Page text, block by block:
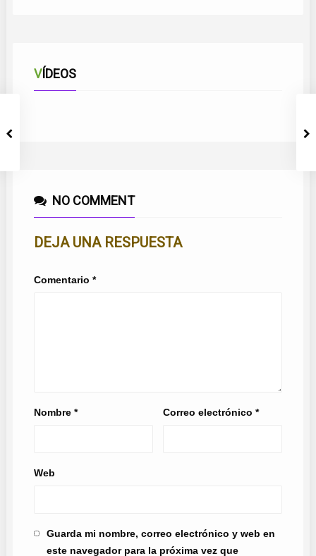
VÍDEOSSENTIR MALAGUEÑO
SUEÑOS DE LUZ
NO COMMENT
DEJA UNA RESPUESTA
Comentario *
Nombre * Correo electrónico*
Web
Guarda mi nombre, correo electrónico y web en
este navegador para la próxima vez que